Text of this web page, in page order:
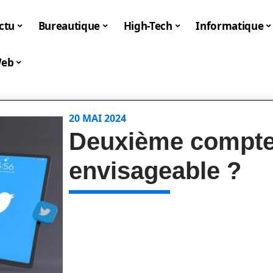
Bureautique High-Tech Informatique
20 MAI 2024
Deuxième
envisageable ?